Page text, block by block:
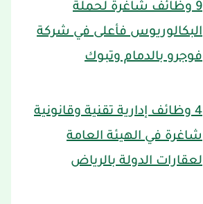
9 وظائف شاغرة لحملة
البكالوريوس فأعلى في شركة
فوجرو بالدمام وتبوك
4 وظائف إدارية تقنية وقانونية
شاغرة في الهيئة العامة
لعقارات الدولة بالرياض